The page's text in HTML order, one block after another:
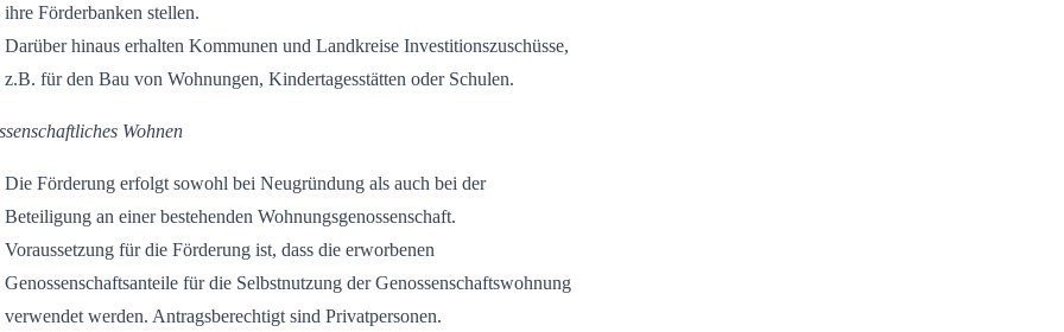
ihre Förderbanken stellen.
Darüber hinaus erhalten Kommunen und Landkreise Investitionszuschüsse,
z.B. für den Bau von Wohnungen, Kindertagesstätten oder Schulen.
Wohnen
Die Förderung erfolgt sowohl bei Neugründung als auch bei der
Beteiligung an einer bestehenden Wohnungsgenossenschaft.
Voraussetzung für die Förderung ist, dass die erworbenen
Genossenschaftsanteile für die Selbstnutzung der Genossenschaftswohnung
verwendet werden. Antragsberechtigt sind Privatpersonen.